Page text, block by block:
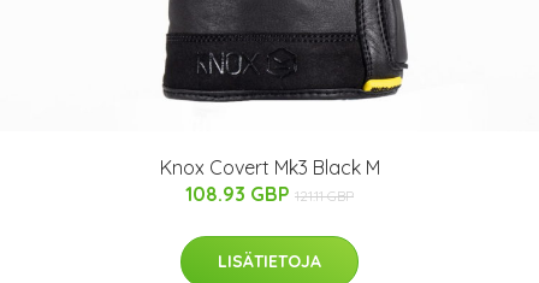
Knox Covert Mk3 Black M
108.93 GBP 121.11 GBP
LISÄTIETOJA